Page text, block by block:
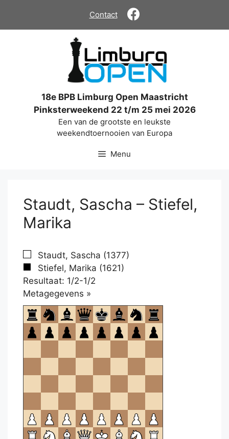
de
Contact
18e BPB Limburg Open Maastricht
Pinksterweekend 22 t/m 25 mei 2026
Een van de grootste en leukste
weekendtoernooien van Europa
Menu
Staudt, Sascha – Stiefel,
Marika
Staudt, Sascha (1377)
Stiefel, Marika (1621)
Resultaat: 1/2-1/2
Metagegevens »
om
te
openen.